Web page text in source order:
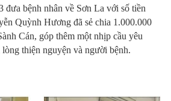
đưa bệnh nhân về Sơn La với số tiền
Quỳnh Hương đã sẻ chia 1.000.000
Cán, góp thêm một nhịp cầu yêu
thiện nguyện và người bệnh.